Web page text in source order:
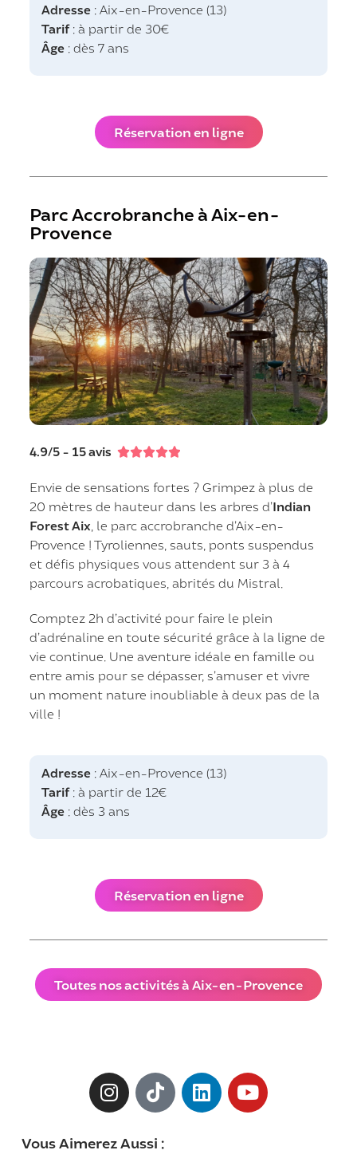
Adresse : Aix-en-Provence (13)
Tarif: à partir de 30€
Âge : dès 7 ans
Réservation en ligne
Parc Accrobranche à Aix-en-
Provence
4.9/5 - 15 avis 
Envie de sensations fortes ? Grimpez à plus de
20 mètres de hauteur dans les arbres d’Indian
Forest Aix , le parc accrobranche d’Aix-en-
Provence ! Tyroliennes, sauts, ponts suspendus
et défis physiques vous attendent sur 3 à 4
parcours acrobatiques, abrités du Mistral.
Comptez 2h d’activité pour faire le plein
d’adrénaline en toute sécurité grâce à la ligne de
vie continue. Une aventure idéale en famille ou
entre amis pour se dépasser, s’amuser et vivre
un moment nature inoubliable à deux pas de la
ville !
Adresse : Aix-en-Provence (13)
Tarif: à partir de 12€
Âge : dès 3 ans
Réservation en ligne
Toutes nos activités à Aix-en-Provence
Vous Aimerez Aussi :